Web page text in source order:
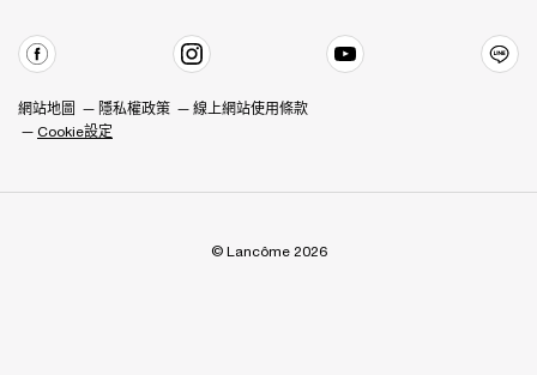
網站地圖 隱私權政策
線上網站使用條款
Cookie設定
© Lancôme 2026